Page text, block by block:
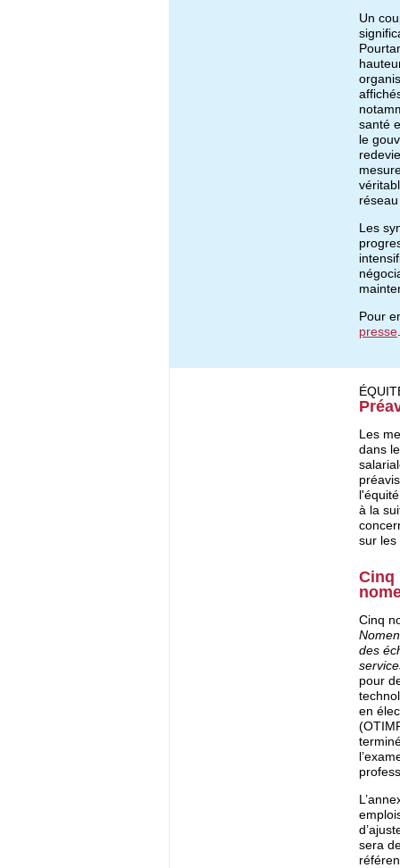
Un
santé
le
Les
Pour
presse
Les
dans
à la
sur les
Cinq
Cinq
des
pour
en
sera